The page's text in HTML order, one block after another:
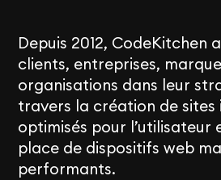
Depuis 2012, CodeKitchen
clients, entreprises,
organisations dans leur
travers la création de sites
optimisés pour l’utilisateur
place de dispositifs web
performants.